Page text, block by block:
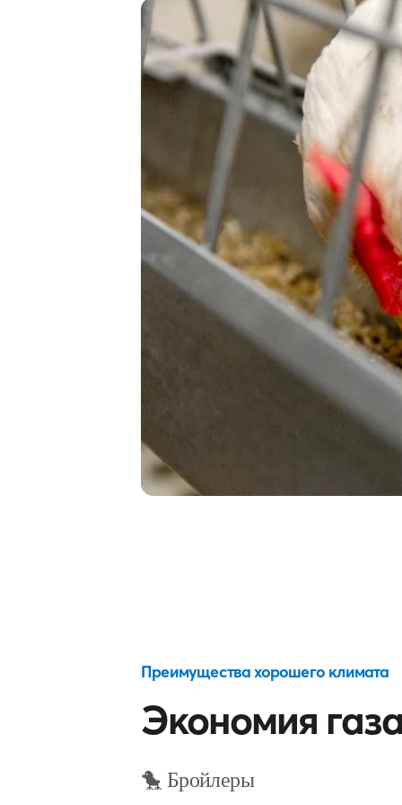
Преимущества хорошего климата
Экономия
🐤 Бройлеры